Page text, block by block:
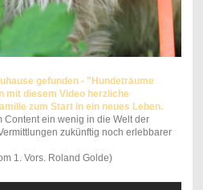
gefunden - "Hundeträume
mit diesem Video herzliche
zum Start in ein neues Leben.
Content ein wenig in die Welt der
zukünftig noch erlebbarer
1. Vors. Roland Golde)